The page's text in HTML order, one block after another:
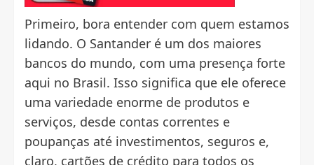
Primeiro, bora entender com quem estamos
lidando. O Santander é um dos maiores
bancos do mundo, com uma presença forte
aqui no Brasil. Isso significa que ele oferece
uma variedade enorme de produtos e
serviços, desde contas correntes e
poupanças até investimentos, seguros e,
claro, cartões de crédito para todos os